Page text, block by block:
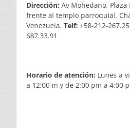
Dirección: Av Mohedano, Plaza
frente al templo parroquial,
Venezuela. Telf: +58-212-
687.33.91
Horario de atención: Lunes a
a 12:00 m y de 2:00 pm a 4:00